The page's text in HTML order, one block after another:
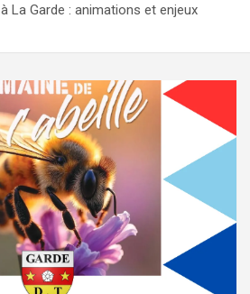
La Garde : animations et enjeux